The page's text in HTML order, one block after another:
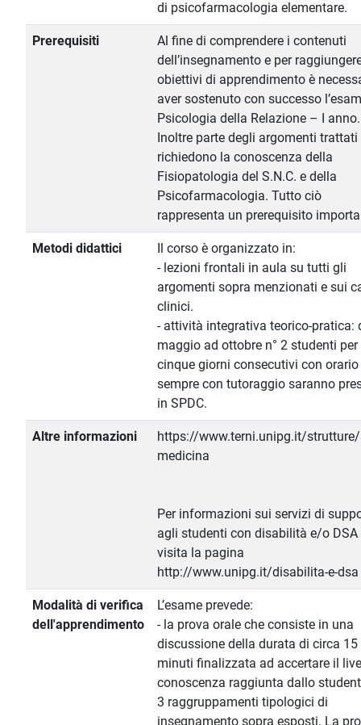
di psicofarmacologia elementare.
Prerequisiti
Al fine di comprendere i contenuti
dell’insegnamento e per
obiettivi di apprendimento è
aver sostenuto con successo
Psicologia della Relazione – I anno.
Inoltre parte degli argomenti trattati
richiedono la conoscenza della
Fisiopatologia del S.N.C. e della
Psicofarmacologia. Tutto ciò
rappresenta un prerequisito
Metodi didattici
Il corso è organizzato in:
- lezioni frontali in aula su tutti gli
argomenti sopra menzionati e sui
clinici.
- attività integrativa teorico-pratica:
maggio ad ottobre n° 2 studenti per
cinque giorni consecutivi con orario
sempre con tutoraggio saranno
in SPDC.
Altre informazioni
https://www.terni.unipg.it/strutture/
medicina
Per informazioni sui servizi di
agli studenti con disabilità e/o DSA
visita la pagina
http://www.unipg.it/disabilita-e-dsa
Modalità di verifica
dell'apprendimento
L’esame prevede:
- la prova orale che consiste in una
discussione della durata di circa 15
minuti finalizzata ad accertare il
conoscenza raggiunta dallo
3 raggruppamenti tipologici di
insegnamento sopra esposti. La